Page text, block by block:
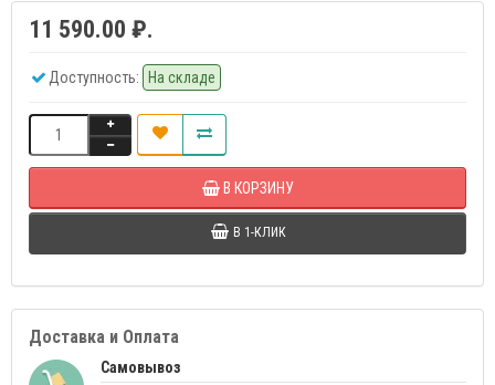
11 590.00 ₽.
Доступность: На складе
В КОРЗИНУ
В 1-КЛИК
Доставка и Оплата
Самовывоз